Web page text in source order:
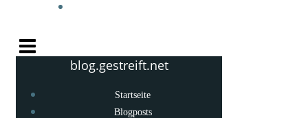
blog.gestreift.net
Startseite
Blogposts